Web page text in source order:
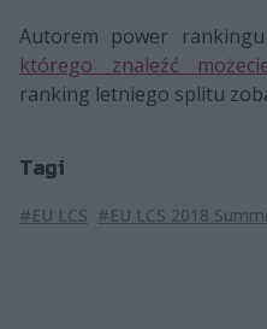
Autorem power
którego znaleźć
ranking letniego splitu
Tagi
#EU LCS #EU LCS 2018